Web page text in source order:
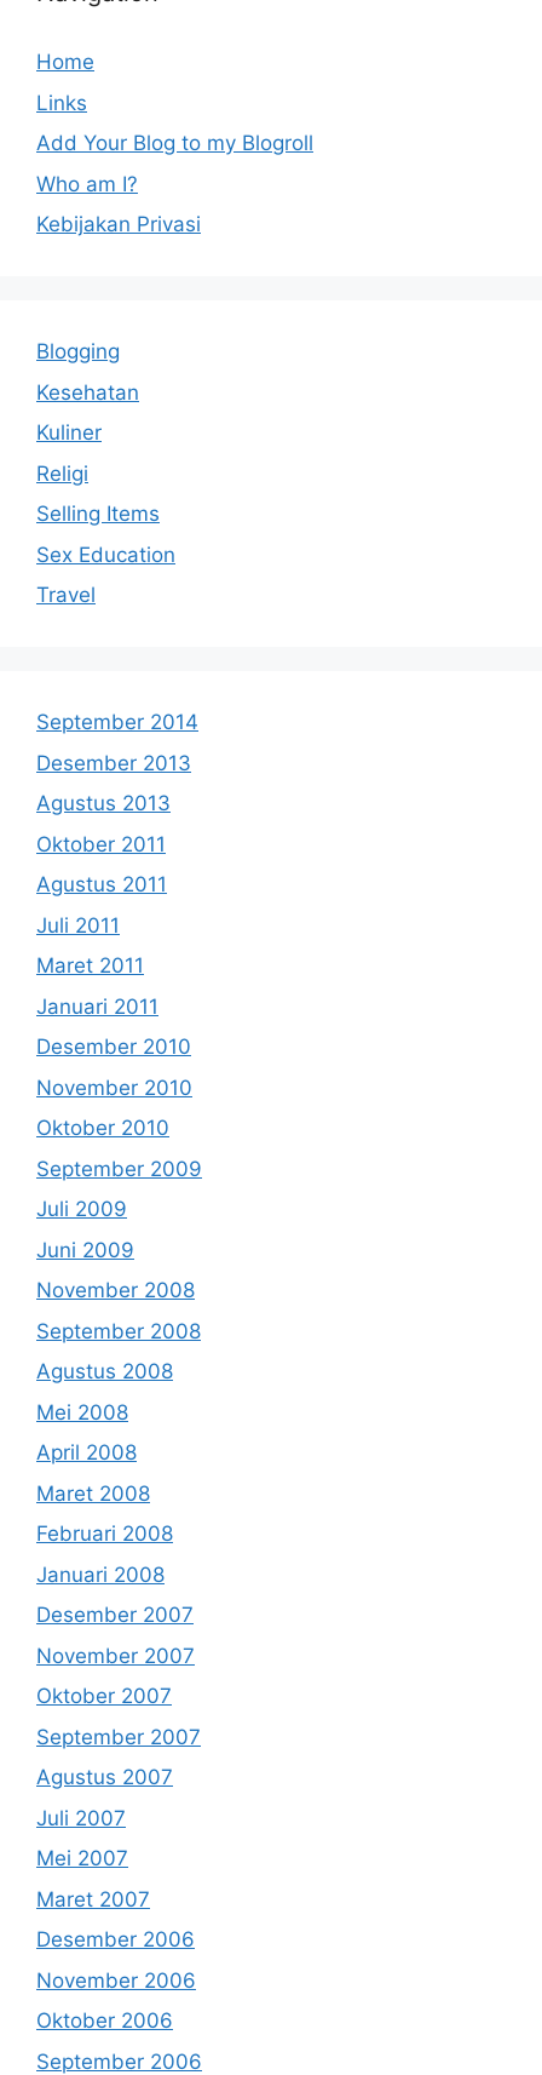
Home
Links
Add Your Blog to my Blogroll
Who am I?
Kebijakan Privasi
Blogging
Kesehatan
Kuliner
Religi
Selling Items
Sex Education
Travel
September 2014
Desember 2013
Agustus 2013
Oktober 2011
Agustus 2011
Juli 2011
Maret 2011
Januari 2011
Desember 2010
November 2010
Oktober 2010
September 2009
Juli 2009
Juni 2009
November 2008
September 2008
Agustus 2008
Mei 2008
April 2008
Maret 2008
Februari 2008
Januari 2008
Desember 2007
November 2007
Oktober 2007
September 2007
Agustus 2007
Juli 2007
Mei 2007
Maret 2007
Desember 2006
November 2006
Oktober 2006
September 2006